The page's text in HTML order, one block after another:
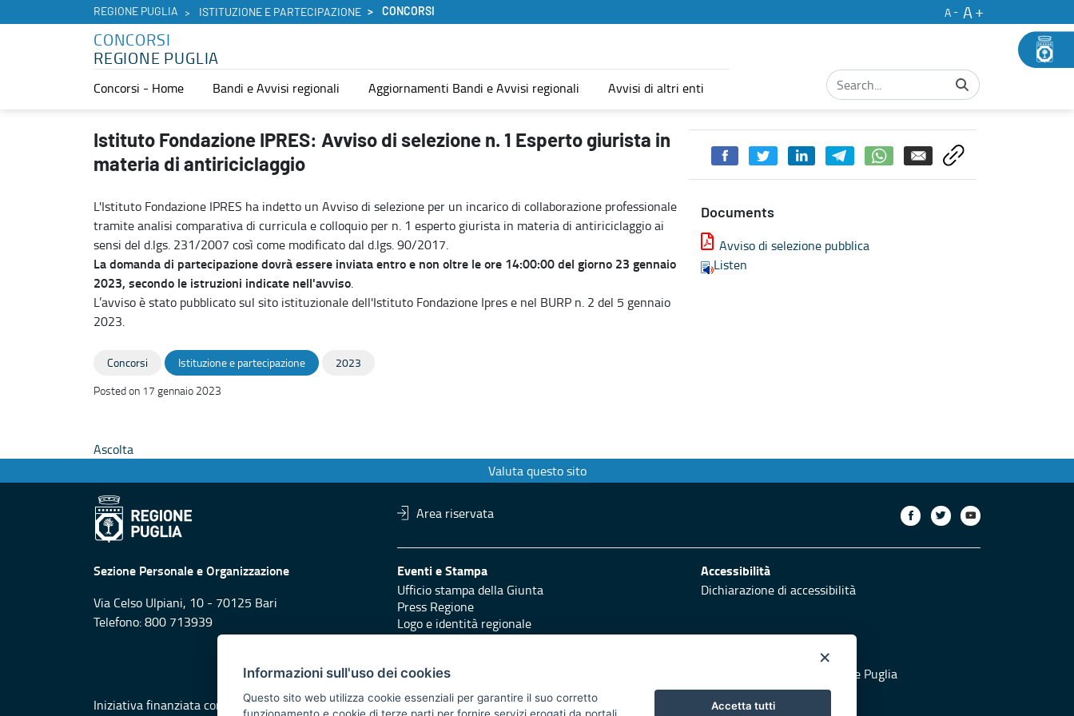
REGIONE PUGLIA ISTITUZIONE E PARTECIPAZIONE CONCORSI A
A
CONCORSI
REGIONE PUGLIA
Concorsi - Home Bandi e Avvisi regionali Aggiornamenti Bandi e Avvisi regionali Avvisi di altri enti
Istituto Fondazione IPRES: Avviso di selezione n. 1 Esperto giurista in materia di antiriciclaggio - Concorsi
Istituto Fondazione IPRES: Avviso di selezione n. 1 Esperto giurista in
materia di antiriciclaggio
L'Istituto Fondazione IPRES ha indetto un Avviso di selezione per un incarico di collaborazione professionale
tramite analisi comparativa di curricula e colloquio per n. 1 esperto giurista in materia di antiriciclaggio ai
sensi del d.lgs. 231/2007 così come modificato dal d.lgs. 90/2017.
La domanda di partecipazione dovrà essere inviata entro e non oltre le ore 14:00:00 del giorno 23 gennaio
2023, secondo le istruzioni indicate nell'avviso.
L’avviso è stato pubblicato sul sito istituzionale dell'Istituto Fondazione Ipres e nel BURP n. 2 del 5 gennaio
2023.
Documents
Avviso di selezione pubblica
Listen
Concorsi Istituzione e partecipazione
2023
Posted on 17 gennaio 2023
Ascolta
Valuta questo sito
Area riservata
Sezione Personale e Organizzazione
Via Celso Ulpiani, 10 - 70125 Bari
Telefono: 800 713939
Eventi e Stampa
Ufficio stampa della Giunta
Press Regione
Logo e identità regionale
Accessibilità
Dichiarazione di accessibilità
Responsabili di pubblicazione
Vai al sito di Protezione Civile Puglia
Iniziativa finanziata con risorse del POR Puglia 2014/2020 - Asse XI
×
Informazioni sull'uso dei cookies
Questo sito web utilizza cookie essenziali per garantire il suo corretto
Accetta tutti